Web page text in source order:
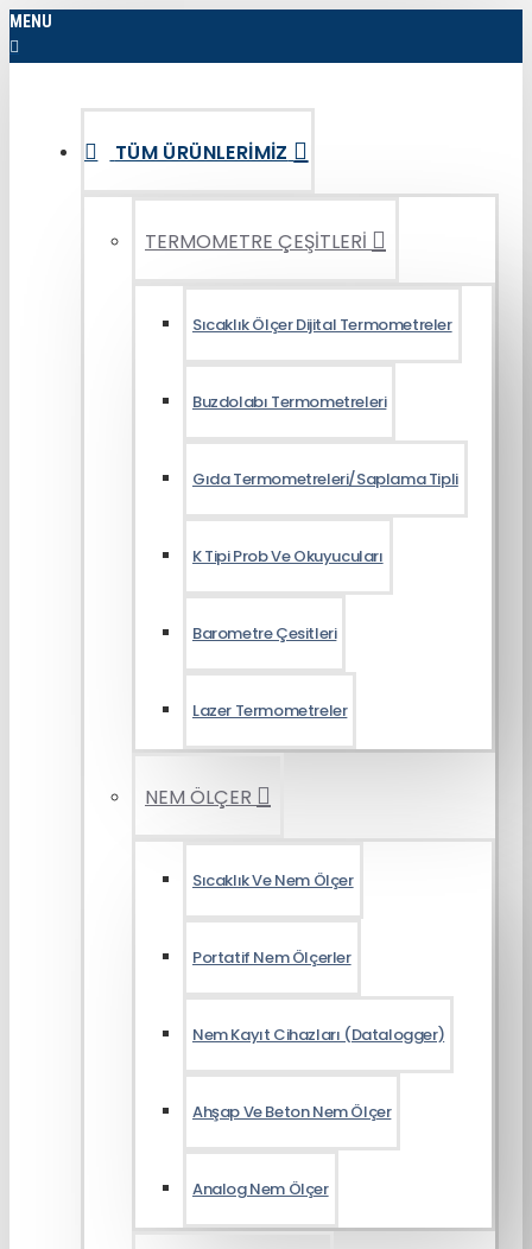
MENU
TÜM ÜRÜNLERIMIZ
TERMOMETRE ÇEŞİTLERİ
Sıcaklık Ölçer Dijital Termometreler
Buzdolabı Termometreleri
Gıda Termometreleri/Saplama Tipli
K Tipi Prob Ve Okuyucuları
Barometre Çesitleri
Lazer Termometreler
NEM ÖLÇER
Sıcaklık Ve Nem Ölçer
Portatif Nem Ölçerler
Nem Kayıt Cihazları (Datalogger)
Ahşap Ve Beton Nem Ölçer
Analog Nem Ölçer